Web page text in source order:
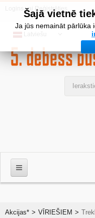
Šajā vietnē
Ja jūs nemaināt pārlūka
vai Reģistrēties
Akcijas* > VĪRIEŠIEM >